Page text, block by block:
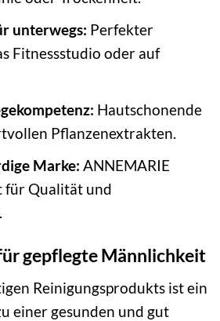
unterwegs: Perfekter
Fitnessstudio oder auf
Hautschonende
Pflanzenextrakten.
Marke: ANNEMARIE
für Qualität und
gepflegte Männlichkeit
Reinigungsprodukts ist ein
einer gesunden und gut